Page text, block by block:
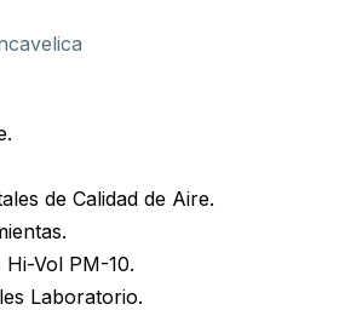
de Calidad de Aire.
Hi-Vol PM-10.
Laboratorio.